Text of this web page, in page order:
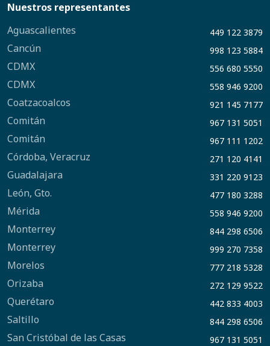
Nuestros representantes
Aguascalientes
449 122 3879
Cancún 998 123 5884
CDMX 556 680 5550
CDMX 558 946 9200
Coatzacoalcos 921 145 7177
Comitán 967 131 5051
Comitán 967 111 1202
Córdoba, Veracruz 271 120 4141
Guadalajara 331 220 9123
León, Gto. 477 180 3288
Mérida 558 946 9200
Monterrey 844 298 6506
Monterrey 999 270 7358
Morelos 777 218 5328
Orizaba 272 129 9522
Querétaro 442 833 4003
Saltillo 844 298 6506
San Cristóbal de las Casas 967 131 5051